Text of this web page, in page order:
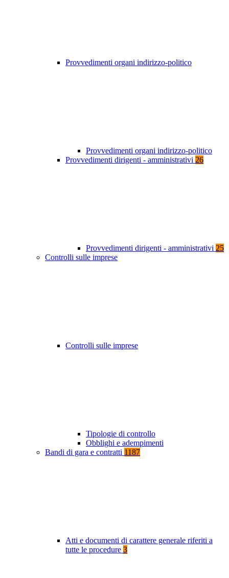
Provvedimenti organi indirizzo-politico
Provvedimenti organi indirizzo-politico
Provvedimenti dirigenti - amministrativi 26
Provvedimenti dirigenti - amministrativi 25
Controlli sulle imprese
Controlli sulle imprese
Tipologie di controllo
Obblighi e adempimenti
Bandi di gara e contratti 1187
Atti e documenti di carattere generale riferiti a
tutte le procedure 3